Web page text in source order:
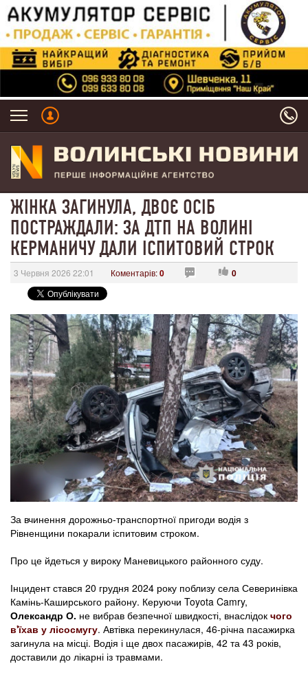
ЖІНКА ЗАГИНУЛА, ДВОЄ ОСІБ
ПОСТРАЖДАЛИ: ЗА ДТП НА ВОЛИНІ
КЕРМАНИЧУ ДАЛИ ІСПИТОВИЙ СТРОК
3 Червня 2026 22:01 Коментарів:0 0
За вчинення дорожньо-транспортної пригоди водія з
Рівненщини покарали іспитовим строком.
Про це йдеться у вироку Маневицького районного суду.
Інцидент стався 20 грудня 2024 року поблизу села Северинівка
Камінь-Каширського району. Керуючи Toyota Camry,
Олександр О. не вибрав безпечної швидкості, внаслідок чого
в'їхав у лісосмугу. Автівка перекинулася, 46-річна пасажирка
загинула на місці. Водія і ще двох пасажирів, 42 та 43 років,
доставили до лікарні із травмами.